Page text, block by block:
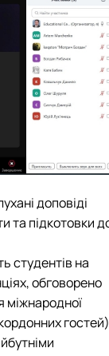
доповіді
та підкотовки
студентів на
обговорено
міжнародної